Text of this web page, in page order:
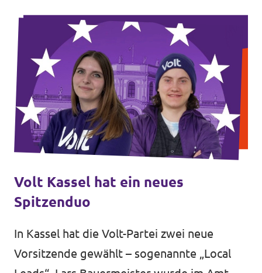
Volt Kassel hat ein neues
Spitzenduo
In Kassel hat die Volt-Partei zwei neue
Vorsitzende gewählt – sogenannte „Local